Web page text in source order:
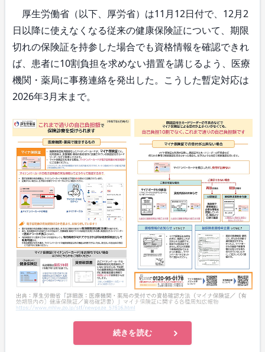
厚生労働省（以下、厚労省）は11月12日付で、12月2
日以降に使えなくなる従来の健康保険証について、期限
切れの保険証を持参した場合でも資格情報を確認できれ
ば、患者に10割負担を求めない措置を講じるよう、医療
機関・薬局に事務連絡を発出した。こうした暫定対応は
2026年3月末まで。
続きを読む